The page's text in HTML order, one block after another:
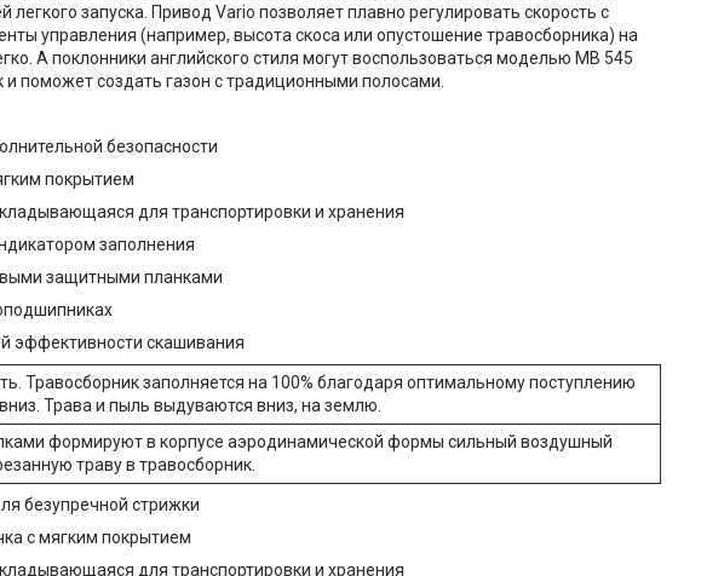
запуска. Привод Vario позволяет плавно регулировать скорость с
управления (например, высота скоса или опустошение травосборника) на
А поклонники английского стиля могут воспользоваться моделью MB 545
поможет создать газон с традиционными полосами.
безопасности
покрытием
для транспортировки и хранения
заполнения
защитными планками
эффективности скашивания
Травосборник заполняется на 100% благодаря оптимальному поступлению
Трава и пыль выдуваются вниз, на землю.
формируют в корпусе аэродинамической формы сильный воздушный
траву в травосборник.
безупречной стрижки
с мягким покрытием
для транспортировки и хранения